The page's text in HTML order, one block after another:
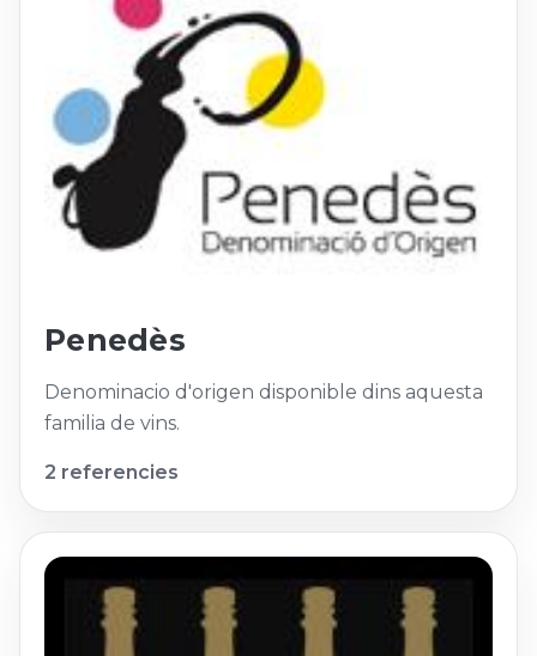
Penedès
Denominacio d'origen disponible dins aquesta
familia de vins.
2 referencies